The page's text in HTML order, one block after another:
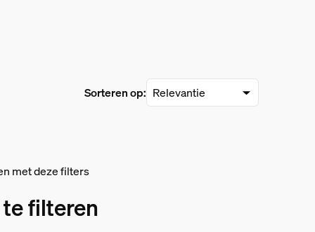
Sorteren op:
met deze filters
filteren